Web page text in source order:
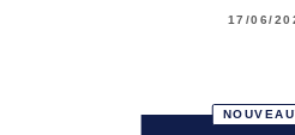
17/06/